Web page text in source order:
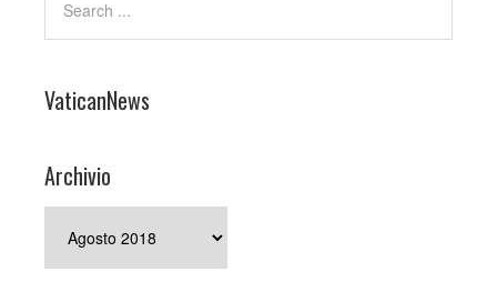
VaticanNews
Archivio